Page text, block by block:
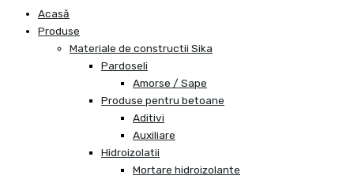
Acasă
Produse
Materiale de constructii Sika
Pardoseli
Amorse / Sape
Produse pentru betoane
Aditivi
Auxiliare
Hidroizolatii
Mortare hidroizolante